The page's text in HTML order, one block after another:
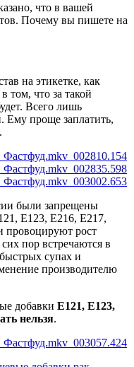
что в вашей
Почему вы пишете на
на этикетке, как
том, что за такой
Всего лишь
Ему проще заплатить,
были запрещены
Е123, Е216, Е217,
провоцируют рост
пор встречаются в
супах и
производителю
добавки Е121, Е123,
нельзя.